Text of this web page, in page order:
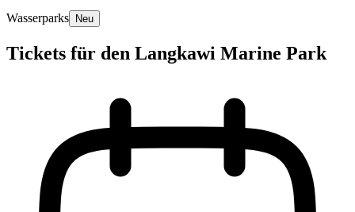
Wasserparks Neu
Tickets für den Langkawi Marine Park